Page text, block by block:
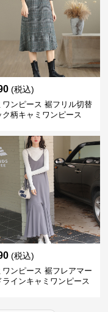
(税込)
ワンピース 裾フリル切替
ク柄キャミワンピース
(税込)
ワンピース 裾フレアマー
ラインキャミワンピース